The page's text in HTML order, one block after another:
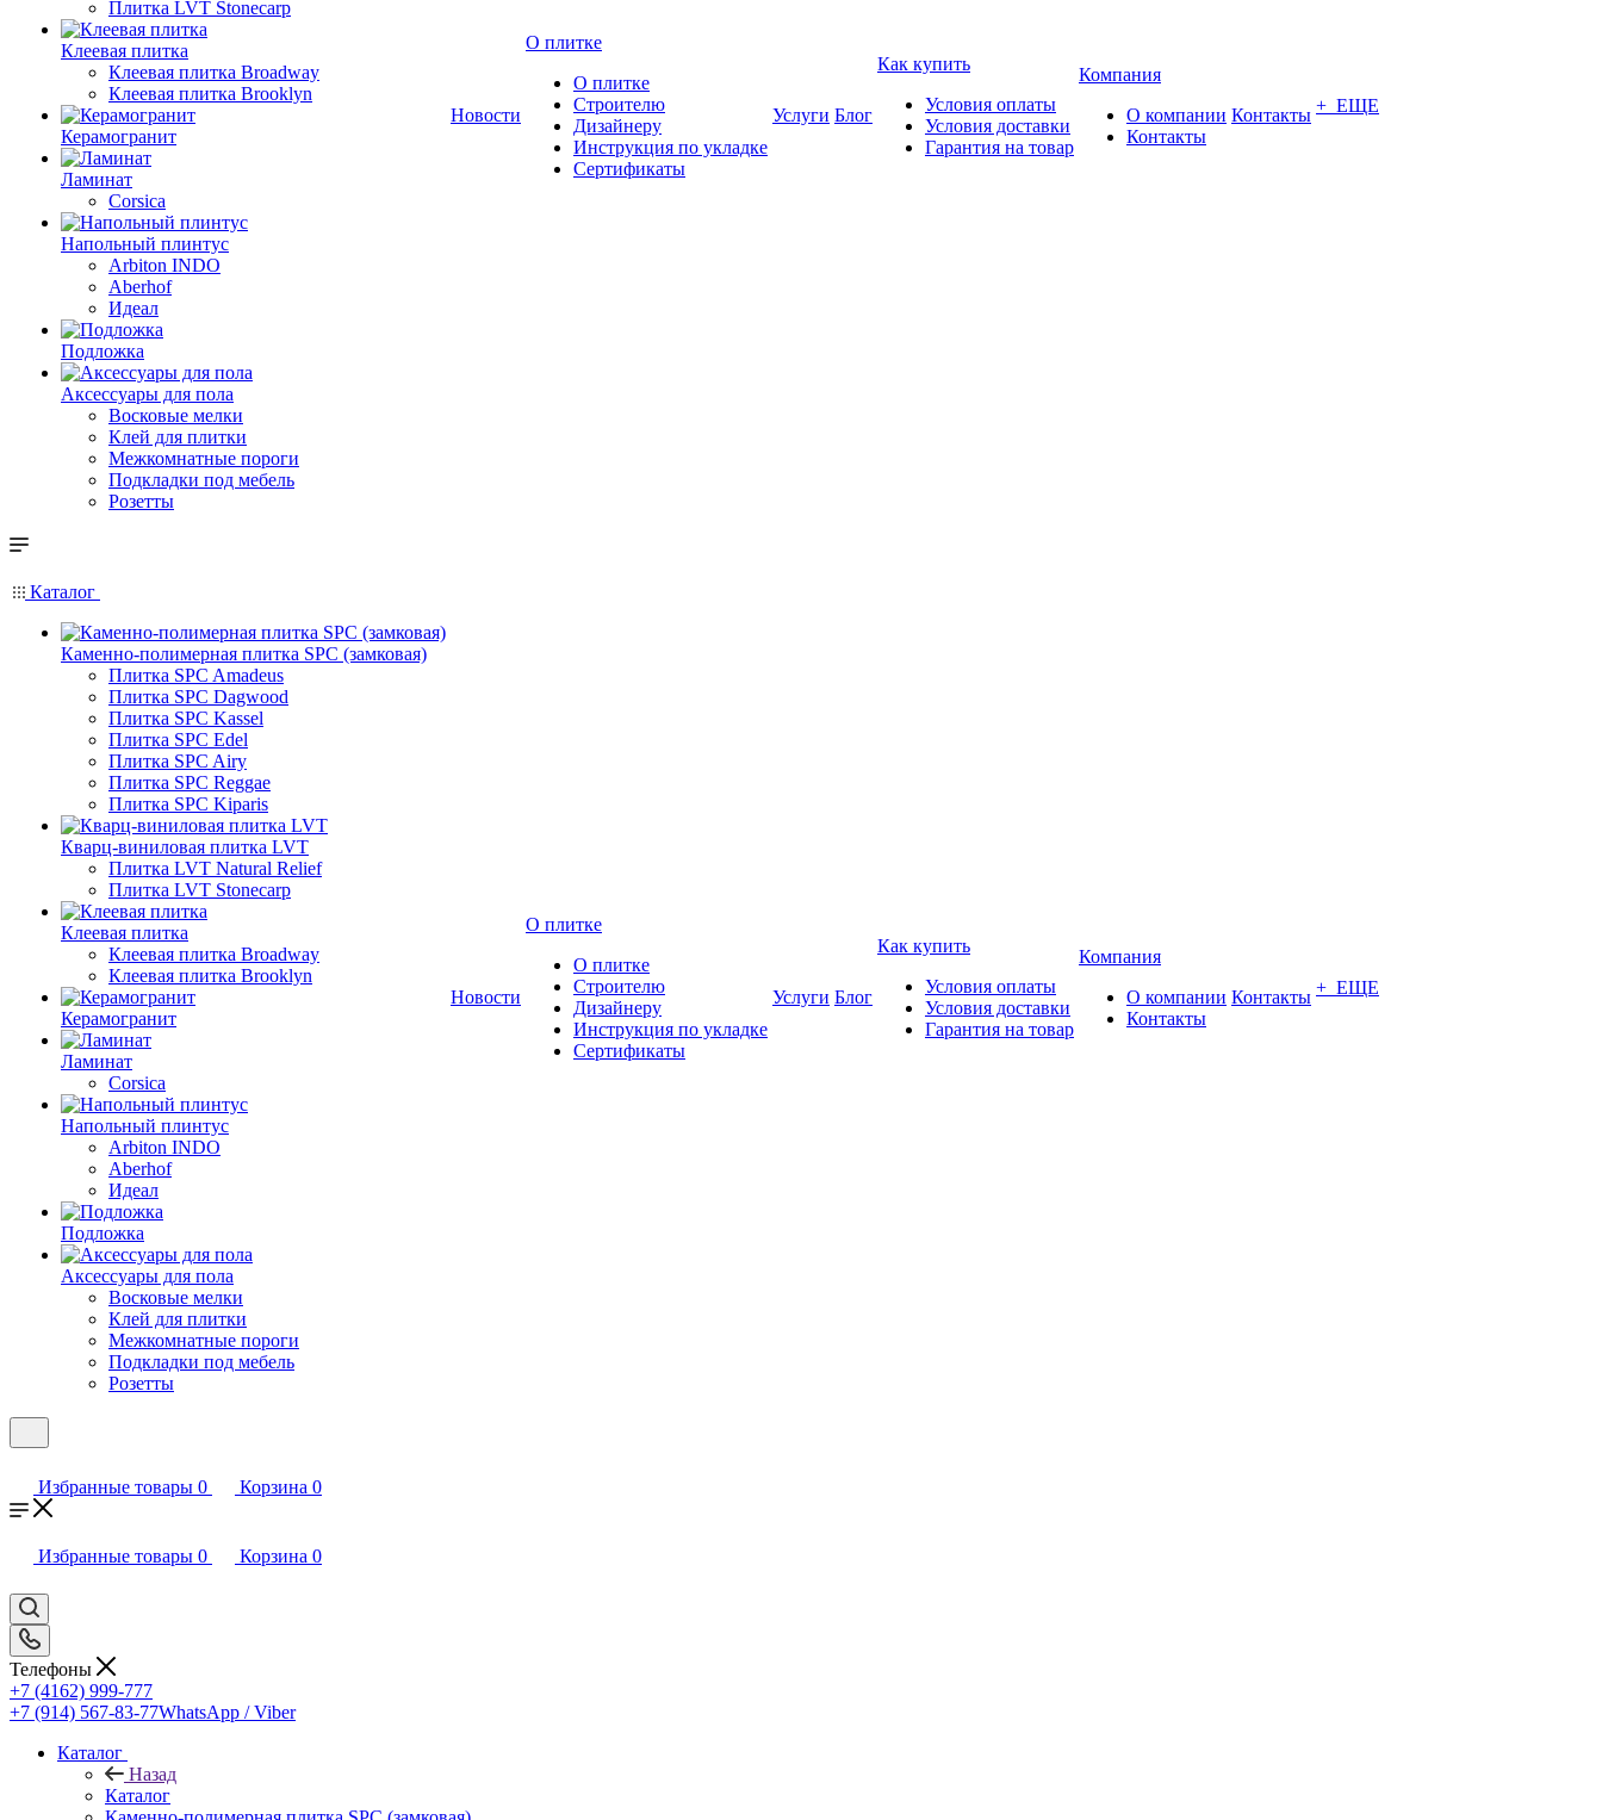
Плитка LVT Stonecarp
Клеевая плитка
Клеевая плитка Broadway
Клеевая плитка Brooklyn
Керамогранит
Ламинат
Corsica
Напольный плинтус
Arbiton INDO
Aberhof
Идеал
Подложка
Аксессуары для пола
Восковые мелки
Клей для плитки
Межкомнатные пороги
Подкладки под мебель
Розетты
Новости
О плитке
О плитке
Строителю
Дизайнеру
Инструкция по укладке
Сертификаты
Услуги Блог
Как купить
Условия оплаты
Условия доставки
Гарантия на товар
Компания
О компании
Контакты
Контакты + ЕЩЕ
Каталог
Каменно-полимерная плитка SPC (замковая)
Плитка SPC Amadeus
Плитка SPC Dagwood
Плитка SPC Kassel
Плитка SPC Edel
Плитка SPC Airy
Плитка SPC Reggae
Плитка SPC Kiparis
Кварц-виниловая плитка LVT
Плитка LVT Natural Relief
Плитка LVT Stonecarp
Клеевая плитка
Клеевая плитка Broadway
Клеевая плитка Brooklyn
Керамогранит
Ламинат
Corsica
Напольный плинтус
Arbiton INDO
Aberhof
Идеал
Подложка
Аксессуары для пола
Восковые мелки
Клей для плитки
Межкомнатные пороги
Подкладки под мебель
Розетты
Новости
О плитке
О плитке
Строителю
Дизайнеру
Инструкция по укладке
Сертификаты
Услуги Блог
Как купить
Условия оплаты
Условия доставки
Гарантия на товар
Компания
О компании
Контакты
Контакты + ЕЩЕ
Избранные товары 0 Корзина 0
Избранные товары 0 Корзина 0
Телефоны
+7 (4162) 999-777
+7 (914) 567-83-77WhatsApp / Viber
Каталог
Назад
Каталог